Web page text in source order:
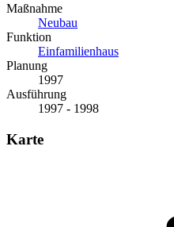
Maßnahme
Neubau
Funktion
Einfamilienhaus
Planung
1997
Ausführung
1997 - 1998
Karte